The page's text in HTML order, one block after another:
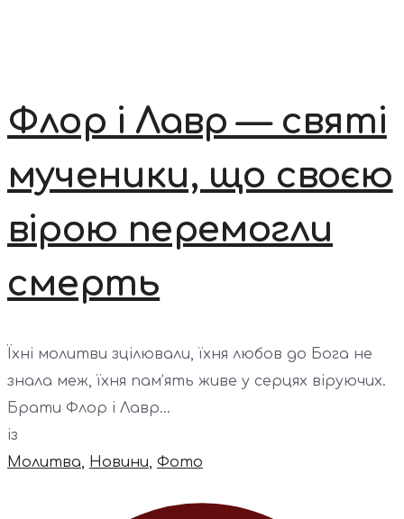
Флор і Лавр — святі
мученики, що своєю
вірою перемогли
смерть
Їхні молитви зцілювали, їхня любов до Бога не
знала меж, їхня пам’ять живе у серцях віруючих.
Брати Флор і Лавр...
із
Молитва, Новини, Фото